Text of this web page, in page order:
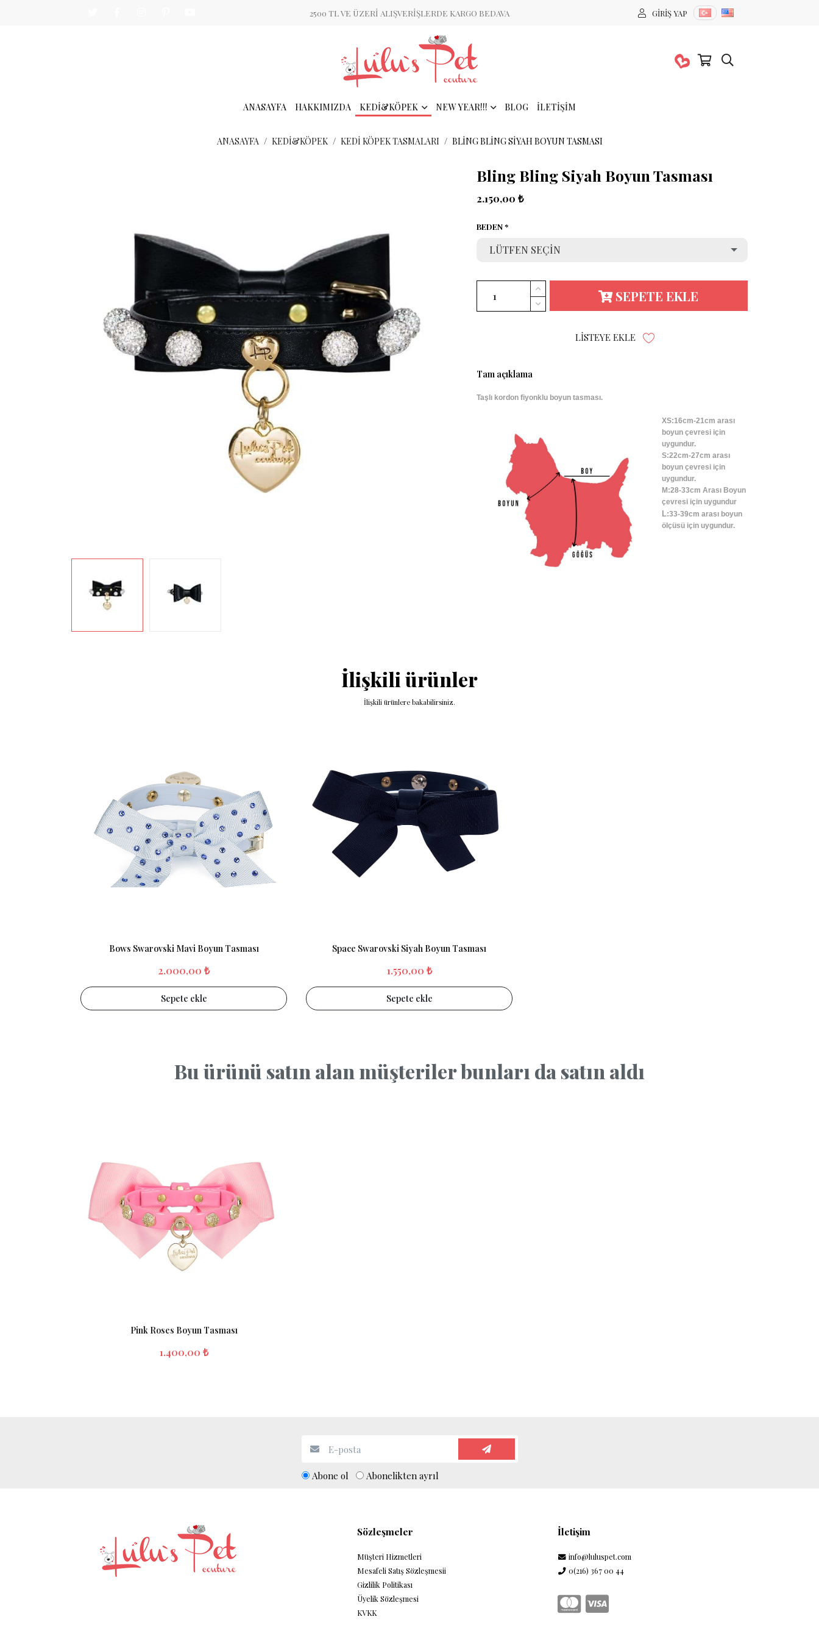
2500 TL VE ÜZERİ ALIŞVERİŞLERDE KARGO BEDAVA GIRIŞ YAP
ANASAYFA HAKKIMIZDA KEDİ&KÖPEK NEW YEAR!!! BLOG İLETIŞIM
ANASAYFA KEDİ&KÖPEK KEDI KÖPEK TASMALARI BLING BLING SIYAH BOYUN TASMASI
Bling Bling Siyah Boyun Tasması
2.150,00 ₺
BEDEN
LÜTFEN SEÇIN
SEPETE EKLE
LISTEYE EKLE
Tam açıklama
Taşlı kordon fiyonklu boyun tasması.
XS:16cm-21cm arası
boyun çevresi için
uygundur.
S:22cm-27cm arası
boyun çevresi için
uygundur.
M:28-33cm Arası Boyun
çevresi için uygundur
L:33-39cm arası boyun
ölçüsü için uygundur.
İlişkili ürünler
İlişkili ürünlere bakabilirsiniz.
Bows Swarovski Mavi Boyun Tasması
2.000,00 ₺
Sepete ekle
Space Swarovski Siyah Boyun Tasması
1.550,00 ₺
Sepete ekle
Bu ürünü satın alan müşteriler bunları da satın aldı
Pink Roses Boyun Tasması
1.400,00 ₺
Abone ol Abonelikten ayrıl
Sözleşmeler
Müşteri Hizmetleri
Mesafeli Satış Sözleşmesii
Gizlilik Politikası
Üyelik Sözleşmesi
KVKK
İletişim
info@luluspet.com
0(216) 367 00 44